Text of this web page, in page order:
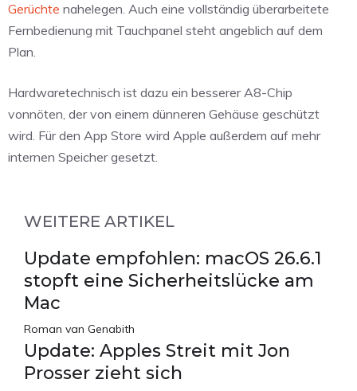
Gerüchte nahelegen. Auch eine vollständig überarbeitete
Fernbedienung mit Tauchpanel steht angeblich auf dem
Plan.
Hardwaretechnisch ist dazu ein besserer A8-Chip
vonnöten, der von einem dünneren Gehäuse geschützt
wird. Für den App Store wird Apple außerdem auf mehr
internen Speicher gesetzt.
WEITERE ARTIKEL
Update empfohlen: macOS 26.6.1
stopft eine Sicherheitslücke am
Mac
Roman van Genabith
Update: Apples Streit mit Jon
Prosser zieht sich